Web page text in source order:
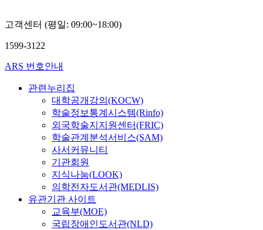
고객센터 (평일: 09:00~18:00)
1599-3122
ARS 번호안내
관련누리집
대학공개강의(KOCW)
학술정보통계시스템(Rinfo)
외국학술지지원센터(FRIC)
학술관계분석서비스(SAM)
사서커뮤니티
기관회원
지식나눔(LOOK)
의학전자도서관(MEDLIS)
유관기관 사이트
교육부(MOE)
국립장애인도서관(NLD)